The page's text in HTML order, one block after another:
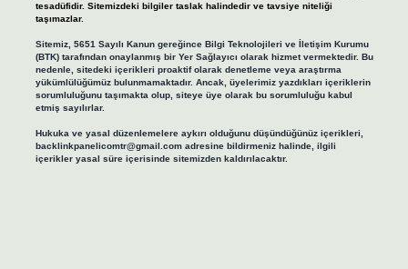
tesadüfidir. Sitemizdeki bilgiler taslak halindedir ve tavsiye niteliği
taşımazlar.
Sitemiz, 5651 Sayılı Kanun gereğince Bilgi Teknolojileri ve İletişim Kurumu
(BTK) tarafından onaylanmış bir Yer Sağlayıcı olarak hizmet vermektedir. Bu
nedenle, sitedeki içerikleri proaktif olarak denetleme veya araştırma
yükümlülüğümüz bulunmamaktadır. Ancak, üyelerimiz yazdıkları içeriklerin
sorumluluğunu taşımakta olup, siteye üye olarak bu sorumluluğu kabul
etmiş sayılırlar.
Hukuka ve yasal düzenlemelere aykırı olduğunu düşündüğünüz içerikleri,
backlinkpanelicomtr@gmail.comadresine bildirmeniz halinde, ilgili
içerikler yasal süre içerisinde sitemizden kaldırılacaktır.